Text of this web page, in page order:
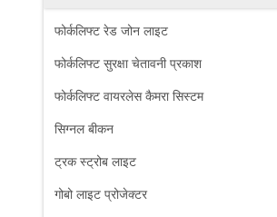
फोर्कलिफ्ट रेड जोन लाइट
फोर्कलिफ्ट सुरक्षा चेतावनी प्रकाश
फोर्कलिफ्ट वायरलेस कैमरा सिस्टम
सिग्नल बीकन
ट्रक स्ट्रोब लाइट
गोबो लाइट प्रोजेक्टर